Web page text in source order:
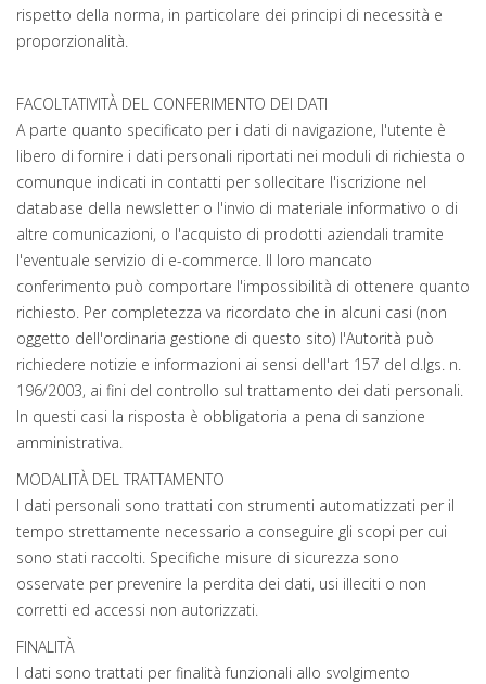
rispetto della norma, in particolare dei principi di necessità e
proporzionalità.
FACOLTATIVITÀ DEL CONFERIMENTO DEI DATI
A parte quanto specificato per i dati di navigazione, l'utente è
libero di fornire i dati personali riportati nei moduli di richiesta o
comunque indicati in contatti per sollecitare l'iscrizione nel
database della newsletter o l'invio di materiale informativo o di
altre comunicazioni, o l'acquisto di prodotti aziendali tramite
l'eventuale servizio di e-commerce. Il loro mancato
conferimento può comportare l'impossibilità di ottenere quanto
richiesto. Per completezza va ricordato che in alcuni casi (non
oggetto dell'ordinaria gestione di questo sito) l'Autorità può
richiedere notizie e informazioni ai sensi dell'art 157 del d.lgs. n.
196/2003, ai fini del controllo sul trattamento dei dati personali.
In questi casi la risposta è obbligatoria a pena di sanzione
amministrativa.
MODALITÀ DEL TRATTAMENTO
I dati personali sono trattati con strumenti automatizzati per il
tempo strettamente necessario a conseguire gli scopi per cui
sono stati raccolti. Specifiche misure di sicurezza sono
osservate per prevenire la perdita dei dati, usi illeciti o non
corretti ed accessi non autorizzati.
FINALITÀ
I dati sono trattati per finalità funzionali allo svolgimento